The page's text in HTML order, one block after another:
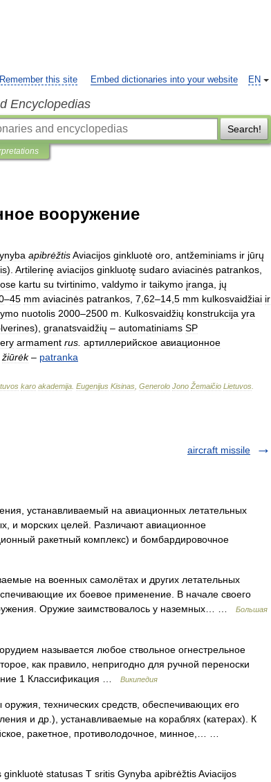
EN
Remember this site Embed dictionaries into your website
Encyclopedias
Search!
вооружение
apibrėžtisAviacijos ginkluotė oro antžeminiams ir jūrų
). Artilerinę aviacijos ginkluotę sudaro aviacinės patrankos
kartu su tvirtinimo valdymo ir taikymo įranga
jų
–45 mm aviacinės patrankos 7 62–14 5 mm kulkosvaidžiai ir
nuotolis 2000–2500 m Kulkosvaidžių konstrukcija yra
), granatsvaidžių – automatiniams SP
armament rus артиллерийское авиационное
žiūrėk– patranka
karo akademija Eugenijus Kisinas Generolo Jono Žemaičio Lietuvos
aircraft missile
устанавливаемый на авиационных летательных
и морских целей. Различают авиационное
ракетный комплекс) и бомбардировочное
на военных самолётах и других летательных
их боевое применение. В начале своего
Оружие заимствовалось у наземных… …
Большая
называется любое ствольное огнестрельное
как правило, непригодно для ручной переноски
1 Классификация …
Википедия
технических средств, обеспечивающих его
и др.), устанавливаемые на кораблях (катерах). К
ракетное, противолодочное, минное,… …
statusas T sritis Gynyba apibrėžtis Aviacijos